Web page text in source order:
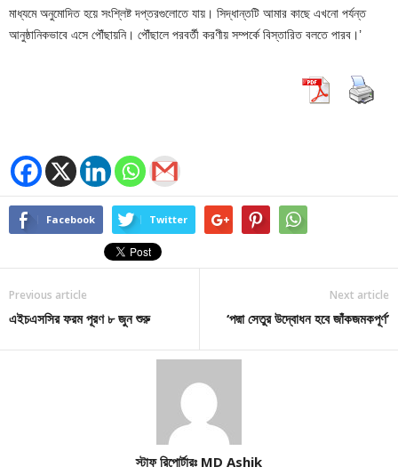
মাধ্যমে অনুমোদিত হয়ে সংশ্লিষ্ট দপ্তরগুলোতে যায়। সিদ্ধান্তটি আমার কাছে এখনো পর্যন্ত
আনুষ্ঠানিকভাবে এসে পৌঁছায়নি। পৌঁছালে পরবর্তী করণীয় সম্পর্কে বিস্তারিত বলতে পারব।’
Facebook Twitter
Previous article
এইচএসসির ফরম পূরণ ৮ জুন শুরু
Next article
‘পদ্মা সেতুর উদ্বোধন হবে জাঁকজমকপূর্ণ’
স্টাফ রিপোর্টারঃ MD Ashik